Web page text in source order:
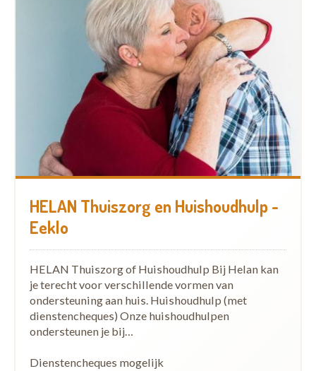
HELAN Thuiszorg en Huishoudhulp -
Eeklo
HELAN Thuiszorg of Huishoudhulp Bij Helan kan
je terecht voor verschillende vormen van
ondersteuning aan huis. Huishoudhulp (met
dienstencheques) Onze huishoudhulpen
ondersteunen je bij…
Dienstencheques mogelijk